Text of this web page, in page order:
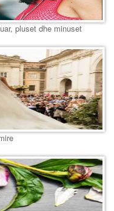
pluset dhe minuset